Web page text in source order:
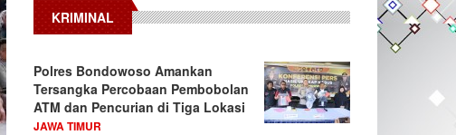
KRIMINAL
Polres Bondowoso Amankan
Tersangka Percobaan Pembobolan
ATM dan Pencurian di Tiga Lokasi
JAWA TIMUR